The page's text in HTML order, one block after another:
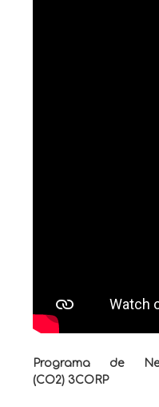
Programa de
(CO2) 3CORP